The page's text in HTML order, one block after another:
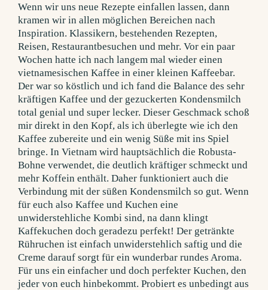
Wenn wir uns neue Rezepte einfallen lassen, dann
kramen wir in allen möglichen Bereichen nach
Inspiration. Klassikern, bestehenden Rezepten,
Reisen, Restaurantbesuchen und mehr. Vor ein paar
Wochen hatte ich nach langem mal wieder einen
vietnamesischen Kaffee in einer kleinen Kaffeebar.
Der war so köstlich und ich fand die Balance des sehr
kräftigen Kaffee und der gezuckerten Kondensmilch
total genial und super lecker. Dieser Geschmack schoß
mir direkt in den Kopf, als ich überlegte wie ich den
Kaffee zubereite und ein wenig Süße mit ins Spiel
bringe. In Vietnam wird hauptsächlich die Robusta-
Bohne verwendet, die deutlich kräftiger schmeckt und
mehr Koffein enthält. Daher funktioniert auch die
Verbindung mit der süßen Kondensmilch so gut. Wenn
für euch also Kaffee und Kuchen eine
unwiderstehliche Kombi sind, na dann klingt
Kaffekuchen doch geradezu perfekt! Der getränkte
Rühruchen ist einfach unwiderstehlich saftig und die
Creme darauf sorgt für ein wunderbar rundes Aroma.
Für uns ein einfacher und doch perfekter Kuchen, den
jeder von euch hinbekommt. Probiert es unbedingt aus